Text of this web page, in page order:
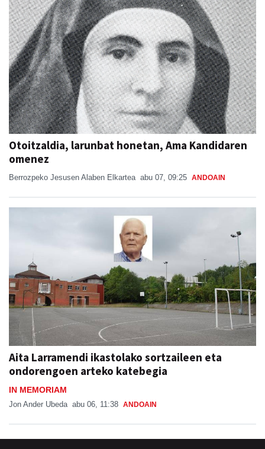
Otoitzaldia, larunbat honetan, Ama Kandidaren
omenez
Berrozpeko Jesusen Alaben Elkartea abu 07, 09:25 ANDOAIN
Aita Larramendi ikastolako sortzaileen eta
ondorengoen arteko katebegia
IN MEMORIAM
Jon Ander Ubeda abu 06, 11:38 ANDOAIN